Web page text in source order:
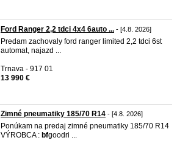
Ford Ranger 2,2 tdci 4x4 6auto ... - [4.8. 2026]
Predam zachovaly ford ranger limited 2,2 tdci 6st
automat, najazd ...
Trnava - 917 01
13 990 €
Zimné pneumatiky 185/70 R14 - [4.8. 2026]
Ponúkam na predaj zimné pneumatiky 185/70 R14
VÝROBCA : bfgoodri ...